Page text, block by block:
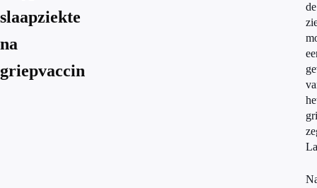
slaapziekte
na
griepvaccin
de